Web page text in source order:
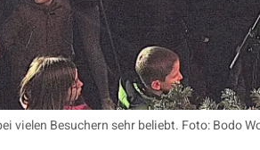
vielen Besuchern sehr beliebt. Foto: Bodo